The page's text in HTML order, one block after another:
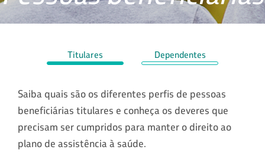
Titulares Dependentes
Saiba quais são os diferentes perfis de pessoas
beneficiárias titulares e conheça os deveres que
precisam ser cumpridos para manter o direito ao
plano de assistência à saúde.